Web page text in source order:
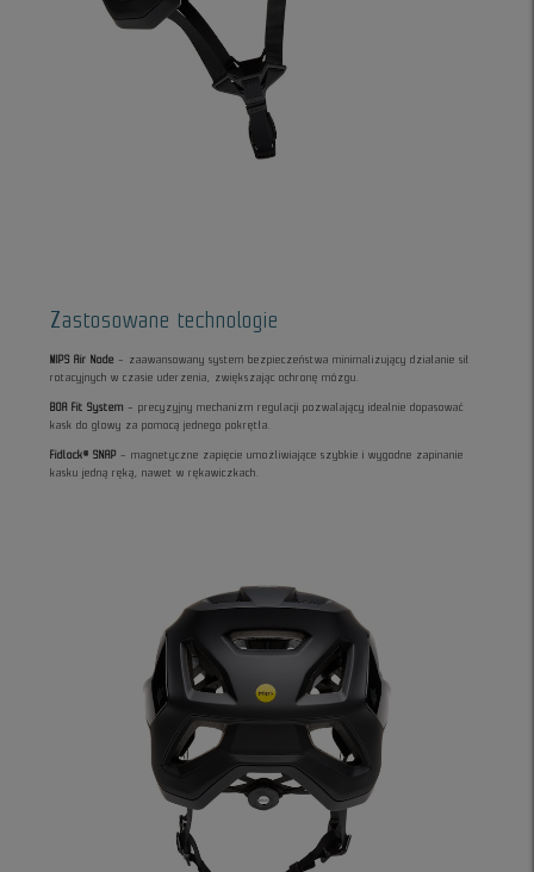
Zastosowane technologie
MIPS Air Node – zaawansowany system bezpieczeństwa minimalizujący działanie sił
rotacyjnych w czasie uderzenia, zwiększając ochronę mózgu.
BOA Fit System – precyzyjny mechanizm regulacji pozwalający idealnie dopasować
kask do głowy za pomocą jednego pokrętła.
Fidlock® SNAP – magnetyczne zapięcie umożliwiające szybkie i wygodne zapinanie
kasku jedną ręką, nawet w rękawiczkach.